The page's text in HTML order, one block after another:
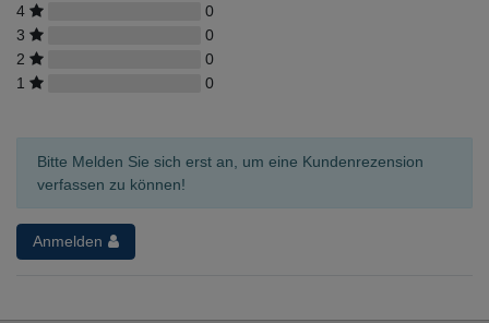
4
0
3
0
2
0
1
0
Bitte Melden Sie sich erst an, um eine Kundenrezension
verfassen zu können!
Anmelden